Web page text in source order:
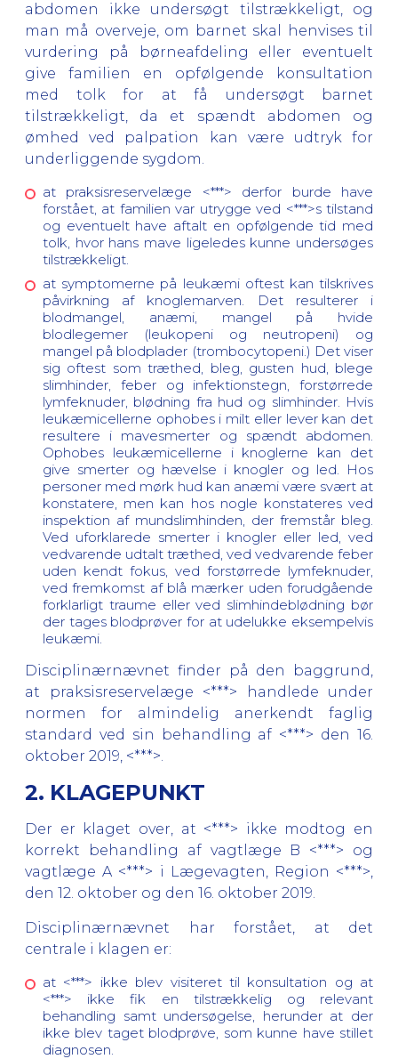
abdomen ikke undersøgt tilstrækkeligt, og
man må overveje, om barnet skal henvises til
vurdering på børneafdeling eller eventuelt
give familien en opfølgende konsultation
med tolk for at få undersøgt barnet
tilstrækkeligt, da et spændt abdomen og
ømhed ved palpation kan være udtryk for
underliggende sygdom.
at praksisreservelæge <***> derfor burde have
forstået, at familien var utrygge ved <***>s tilstand
og eventuelt have aftalt en opfølgende tid med
tolk, hvor hans mave ligeledes kunne undersøges
tilstrækkeligt.
at symptomerne på leukæmi oftest kan tilskrives
påvirkning af knoglemarven. Det resulterer i
blodmangel, anæmi, mangel på hvide
blodlegemer (leukopeni og neutropeni) og
mangel på blodplader (trombocytopeni.) Det viser
sig oftest som træthed, bleg, gusten hud, blege
slimhinder, feber og infektionstegn, forstørrede
lymfeknuder, blødning fra hud og slimhinder. Hvis
leukæmicellerne ophobes i milt eller lever kan det
resultere i mavesmerter og spændt abdomen.
Ophobes leukæmicellerne i knoglerne kan det
give smerter og hævelse i knogler og led. Hos
personer med mørk hud kan anæmi være svært at
konstatere, men kan hos nogle konstateres ved
inspektion af mundslimhinden, der fremstår bleg.
Ved uforklarede smerter i knogler eller led, ved
vedvarende udtalt træthed, ved vedvarende feber
uden kendt fokus, ved forstørrede lymfeknuder,
ved fremkomst af blå mærker uden forudgående
forklarligt traume eller ved slimhindeblødning bør
der tages blodprøver for at udelukke eksempelvis
leukæmi.
Disciplinærnævnet finder på den baggrund,
at praksisreservelæge <***> handlede under
normen for almindelig anerkendt faglig
standard ved sin behandling af <***> den 16.
oktober 2019, <***>.
2. KLAGEPUNKT
Der er klaget over, at <***> ikke modtog en
korrekt behandling af vagtlæge B <***> og
vagtlæge A <***> i Lægevagten, Region <***>,
den 12. oktober og den 16. oktober 2019.
Disciplinærnævnet har forstået, at det
centrale i klagen er:
at <***> ikke blev visiteret til konsultation og at
<***> ikke fik en tilstrækkelig og relevant
behandling samt undersøgelse, herunder at der
ikke blev taget blodprøve, som kunne have stillet
diagnosen.